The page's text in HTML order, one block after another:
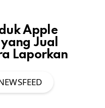
Apple
Jual
Laporkan